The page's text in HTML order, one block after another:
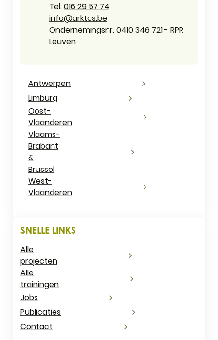
016 29 57 74
E-mailinfo@arktos.be
Ondernemingsnummer
Ondernemingsnr. 0410 346 721 - RPR
Leuven
Antwerpen
Limburg
Oost-
Vlaanderen
Vlaams-
Brabant
&
Brussel
West-
Vlaanderen
SNELLE LINKS
Alle
projecten
Alle
trainingen
Jobs
Publicaties
Contact